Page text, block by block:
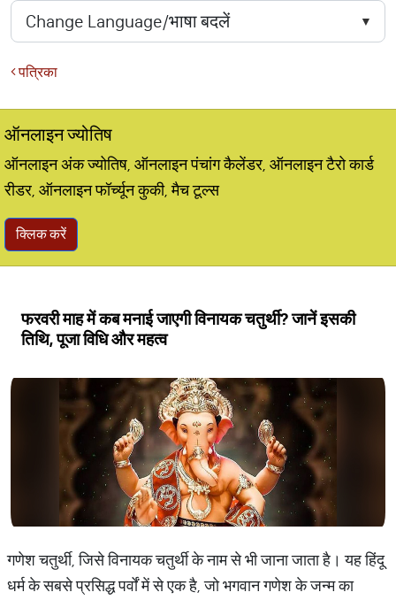
पत्रिका
ऑनलाइन ज्योतिष
ऑनलाइन अंक ज्योतिष, ऑनलाइन पंचांग कैलेंडर, ऑनलाइन टैरो कार्ड
रीडर, ऑनलाइन फॉर्च्यून कुकी, मैच टूल्स
क्लिक करें
फरवरी माह में कब मनाई जाएगी विनायक चतुर्थी? जानें इसकी
तिथि, पूजा विधि और महत्व
गणेश चतुर्थी, जिसे विनायक चतुर्थी के नाम से भी जाना जाता है। यह हिंदू
धर्म के सबसे प्रसिद्ध पर्वों में से एक है, जो भगवान गणेश के जन्म का